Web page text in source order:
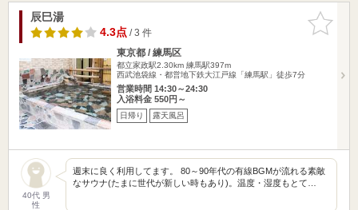
お気に入
りに追加
辰巳湯
4.3点/ 3 件
東京都 / 練馬区
都立家政駅2.30km 練馬駅397m
西武池袋線・都営地下鉄大江戸線「練馬駅」徒歩7分
営業時間 14:30～24:30
入浴料金 550円～
日帰り 露天風呂
40代 男
性
週末に良く利用してます。 80～90年代の有線BGMが流れる素敵
なサウナ(たまに世代が新しい時もあり)。温度・湿度もとて…